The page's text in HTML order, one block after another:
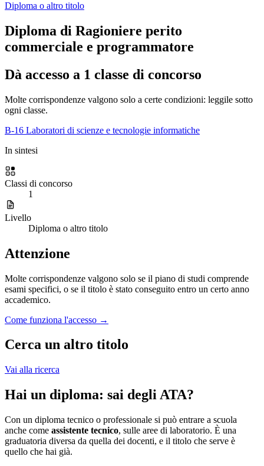
Diploma o altro titolo
Diploma di Ragioniere perito
commerciale e programmatore
Dà accesso a 1 classe di concorso
Molte corrispondenze valgono solo a certe condizioni: leggile sotto
ogni classe.
B-16 Laboratori di scienze e tecnologie informatiche
In sintesi
Classi di concorso
1
Livello
Diploma o altro titolo
Attenzione
Molte corrispondenze valgono solo se il piano di studi comprende
esami specifici, o se il titolo è stato conseguito entro un certo anno
accademico.
Come funziona l'accesso →
Cerca un altro titolo
Vai alla ricerca
Hai un diploma: sai degli ATA?
Con un diploma tecnico o professionale si può entrare a scuola
anche come assistente tecnico, sulle aree di laboratorio. È una
graduatoria diversa da quella dei docenti, e il titolo che serve è
quello che hai già.